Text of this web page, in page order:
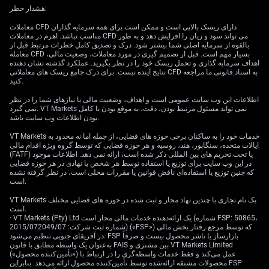
طول حرکت) داستان واقعی را می‌گوید: خرید سنگینِ
بازیگران بزرگ دیده نمی‌شود و تقاضای واقعی وجود ندارد.
مرحله تجمیع/تثبیت(حرکت رنج و جمع‌کردن نیرو) یک فریب
است — یکحرکت خلاف‌روند (حرکت کوتاه در جهت مخالف
روند اصلی) در بازاری که جهتش را مشخص کرده. وقتی
فروشنده‌ها برمی‌گردند — و معمولاً با حجم بالا برمی‌گردند —
(جهت اصلی بازار) ادامه پیدا می‌کند، گاهی خیلی
الگوی پرچم خرسیبه شما می‌گوید: نه
فقط اینکه قیمت ممکن است کجا برود، بلکه
احتمالاً به
آنجا می‌رود.
«پرچم توقف روند نیست؛ بازار منتظر است فروشنده‌ها
دوباره نیرو بگیرند.»
یک اصل مهم در بررسی الگوهای ادامه‌دهنده نزولی(الگوهایی
که می‌گویند ریزش احتمالاً ادامه دارد)
هشدار خطر:
معاملات CFD دارای ریسک بالایی است و ممکن است برای همه سرمایه گذاران
مناسب نباشد. اهرم در معاملات CFD می تواند سود و زیان را افزایش دهد و به طور
بالقوه از سرمایه اصلی شما بیشتر شود. درک و تصدیق کامل خطرات مرتبط قبل از
معامله CFD بسیار مهم است. قبل از تصمیم گیری در مورد معاملات، وضعیت مالی،
اهداف سرمایه گذاری و تحمل ریسک خود را در نظر بگیرید. عملکرد گذشته نشان دهنده
نتایج آینده نیست. برای درک جامع ریسک های معاملاتی CFD به اسناد قانونی ما مراجعه
کنید.
اطلاعات این وب سایت عمومی است و اهداف، وضعیت مالی یا نیازهای شما را در نظر
نمی گیرد. VT Markets نمی تواند مسئول مرتبط بودن، دقت، به موقع بودن یا کامل
بودن اطلاعات وب سایت باشد.
VT Markets خدمات خود را به ساکنان برخی حوزه های قضایی، از جمله اما نه محدود به
ایالات متحده، سنگاپور، هند، روسیه و هر حوزه قضایی که توسط گروه ویژه اقدام مالی
(FATF) یا تحت تحریم های بین المللی ذکر شده است، ارائه نمی دهد. اطلاعات موجود
در این وب سایت برای توزیع یا استفاده توسط هر شخص یا نهادی در هر حوزه قضایی
که چنین توزیع یا استفاده‌ای ناقض قوانین یا مقررات محلی است، در نظر گرفته نشده
است.
VT Markets یک نام تجاری با چندین نهاد مجاز و ثبت شده در حوزه های قضایی مختلف
است.
· VT Markets (Pty) Ltd یک ارائه‌دهنده خدمات مالی مجاز است (شماره FSP: 50865،
شماره ثبت شرکت: 2015/072049/07) («FSP») که توسط مرجع رفتار بخش مالی
در آفریقای جنوبی تنظیم می‌شود. FSP بازارساز یا ناشر محصول نیست و صرفاً
به‌عنوان یک واسطه مطابق با قانون FAIS بین مشتری و VT Markets Limited
(«تأمین‌کننده محصول») عمل می‌کند و فقط خدمات واسطه‌گری را در ارتباط با
محصولات مشتقه ارائه‌شده توسط تأمین‌کننده محصول ارائه می‌دهد. بنابراین FSP